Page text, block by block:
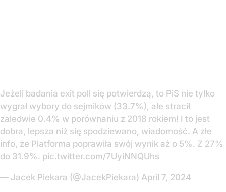
Jeżeli badania exit poll się potwierdzą, to PiS nie tylko
wygrał wybory do sejmików (33.7%), ale stracił
zaledwie 0.4% w porównaniu z 2018 rokiem! I to jest
dobra, lepsza niż się spodziewano, wiadomość. A złe
info, że Platforma poprawiła swój wynik aż o 5%. Z 27%
do 31.9%. pic.twitter.com/7UyiNNQUhs
— Jacek Piekara (@JacekPiekara) April 7, 2024